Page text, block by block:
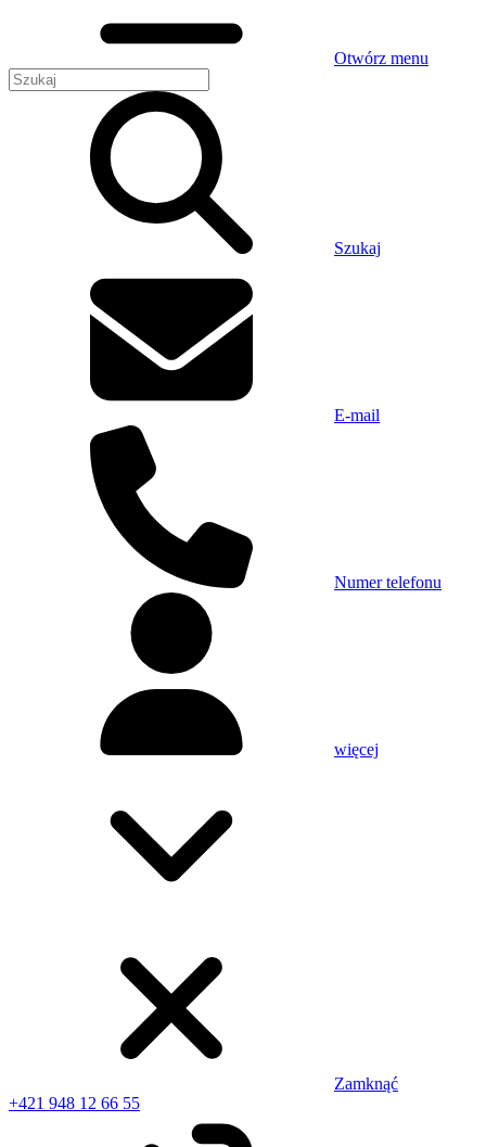
Otwórz menu
Szukaj
E-mail
Numer telefonu
więcej
Zamknąć
+421 948 12 66 55